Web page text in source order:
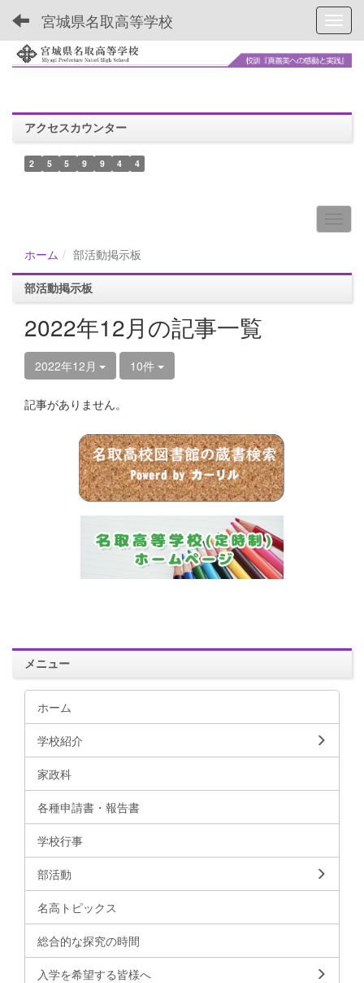
宮城県名取高等学校
アクセスカウンター
2 5 5 9 9 4 4
ホーム 部活動掲示板
部活動掲示板
2022年12月の記事一覧
2022年12月 10件
記事がありません。
メニュー
ホーム
学校紹介
家政科
各種申請書・報告書
学校行事
部活動
名高トピックス
総合的な探究の時間
入学を希望する皆様へ